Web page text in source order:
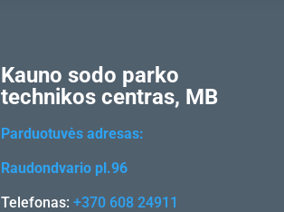
Kauno sodo parko
technikos centras, MB
Parduotuvės adresas:
Raudondvario pl.96
Telefonas:+370 608 24911